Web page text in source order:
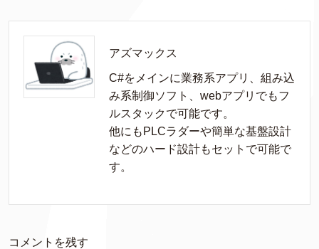
アズマックス
C#をメインに業務系アプリ、組み込
み系制御ソフト、webアプリでもフ
ルスタックで可能です。
他にもPLCラダーや簡単な基盤設計
などのハード設計もセットで可能で
す。
コメントを残す